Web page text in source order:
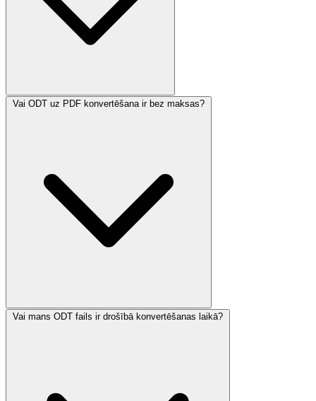
Vai ODT uz PDF konvertēšana ir bez maksas?
Vai mans ODT fails ir drošībā konvertēšanas laikā?